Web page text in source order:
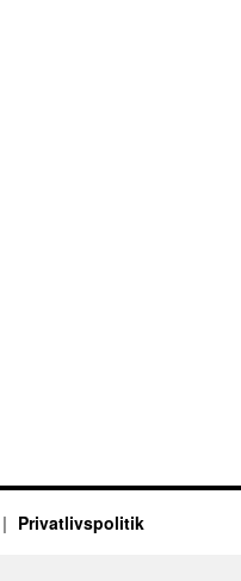
Privatlivspolitik